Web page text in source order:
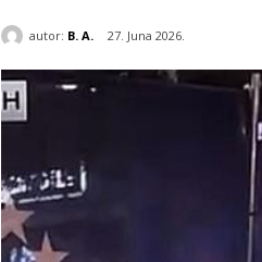
autor: B. A. 27. Juna 2026.